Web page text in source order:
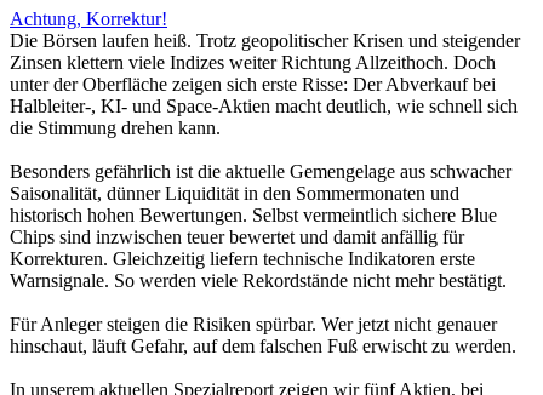
Achtung, Korrektur!
Die Börsen laufen heiß. Trotz geopolitischer Krisen und steigender
Zinsen klettern viele Indizes weiter Richtung Allzeithoch. Doch
unter der Oberfläche zeigen sich erste Risse: Der Abverkauf bei
Halbleiter-, KI- und Space-Aktien macht deutlich, wie schnell sich
die Stimmung drehen kann.
Besonders gefährlich ist die aktuelle Gemengelage aus schwacher
Saisonalität, dünner Liquidität in den Sommermonaten und
historisch hohen Bewertungen. Selbst vermeintlich sichere Blue
Chips sind inzwischen teuer bewertet und damit anfällig für
Korrekturen. Gleichzeitig liefern technische Indikatoren erste
Warnsignale. So werden viele Rekordstände nicht mehr bestätigt.
Für Anleger steigen die Risiken spürbar. Wer jetzt nicht genauer
hinschaut, läuft Gefahr, auf dem falschen Fuß erwischt zu werden.
In unserem aktuellen Spezialreport zeigen wir fünf Aktien, bei